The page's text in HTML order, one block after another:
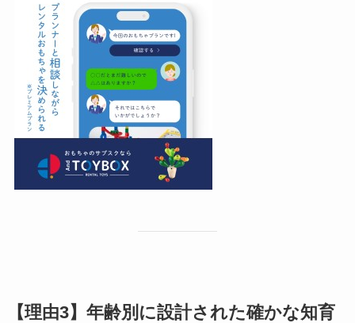
【理由3】年齢別に設計された確かな知育